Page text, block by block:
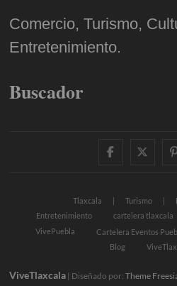
Comercio, Turismo,
Entretenimiento.
Buscador
Tlaxcala Turismo
Entretenimiento
cartelera tlaxcala
VivePuebla
Cartelera Eventos
Blog
ViveTlaxcala | Diseñado por:Theme